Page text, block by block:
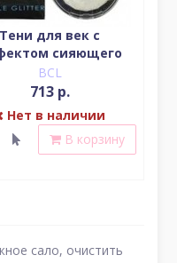
Тени для век c
сияющего
блеска (серебро)
BCL
713 р.
Нет в наличии
В корзину
сало, очистить